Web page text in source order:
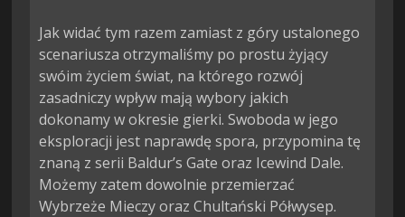
Jak widać tym razem zamiast z góry ustalonego
scenariusza otrzymaliśmy po prostu żyjący
swóim życiem świat, na którego rozwój
zasadniczy wpływ mają wybory jakich
dokonamy w okresie gierki. Swoboda w jego
eksploracji jest naprawdę spora, przypomina tę
znaną z serii Baldur’s Gate oraz Icewind Dale.
Możemy zatem dowolnie przemierzać
Wybrzeże Mieczy oraz Chultański Półwysep.